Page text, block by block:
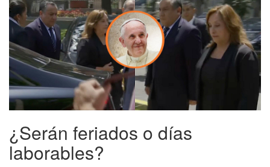
¿Serán feriados o días
laborables?